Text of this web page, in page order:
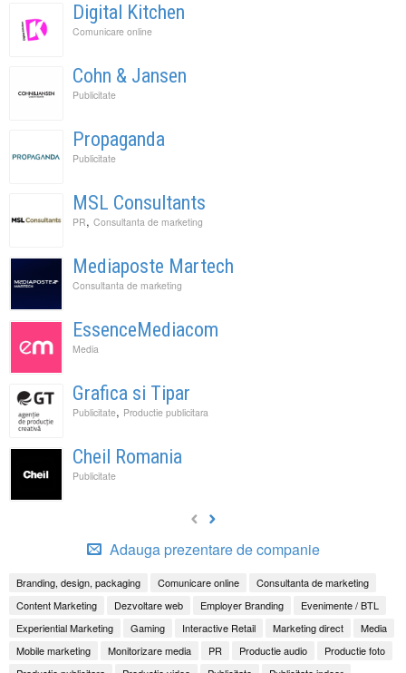
Digital Kitchen
Comunicare online
Cohn & Jansen
Publicitate
Propaganda
Publicitate
MSL Consultants
PR, Consultanta de marketing
Mediaposte Martech
Consultanta de marketing
EssenceMediacom
Media
Grafica si Tipar
Publicitate, Productie publicitara
Cheil Romania
Publicitate
Adauga prezentare de companie
Branding, design, packaging Comunicare online
Consultanta de marketing
Content Marketing
Dezvoltare web Employer Branding
Evenimente / BTL
Experiential Marketing
Gaming Interactive Retail Marketing direct
Media
Mobile marketing
Monitorizare media PR Productie audio
Productie foto